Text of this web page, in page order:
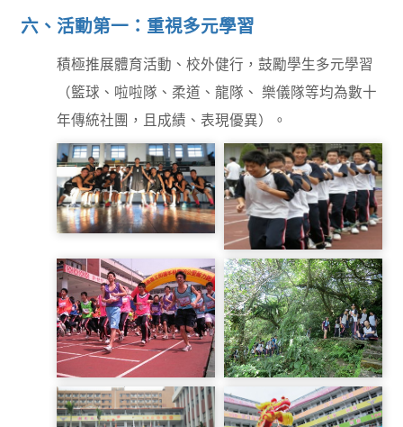
三名
六、活動第一：重視多元學習
積極推展體育活動、校外健行，鼓勵學生多元學習
（籃球、啦啦隊、柔道、龍隊、 樂儀隊等均為數十
年傳統社團，且成績、表現優異）。
籃球隊
協力賽跑